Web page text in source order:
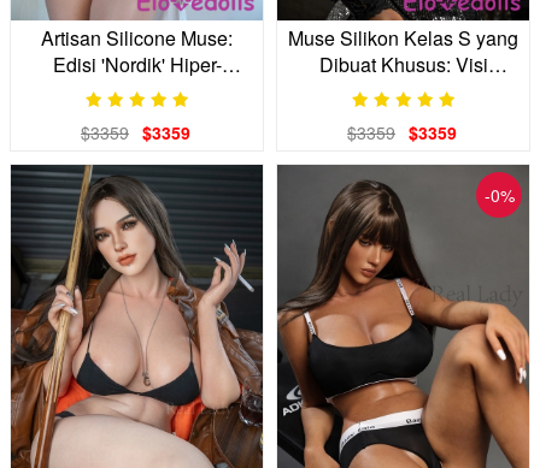
Artisan Silicone Muse:
Edisi 'Nordik' Hiper-
realistis
$3359 $3359
Muse Silikon Kelas S yang
Dibuat Khusus: Visi
Kemewahan yang Tak
$3359 $3359
-0%